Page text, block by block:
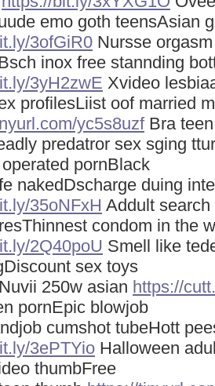
emo goth teensAsian
3ofGiR0 Nursse
inox free stannding
3yH2zwE Xvideo
profilesLiist oof married
yc5s8uzf Bra
predatror sex sging
pornBlack
nakedDscharge duing
35oNFxH Addult
condom in the
2Q40poU Smell like
sex toys
250w asian https://
pornEpic blowjob
cumshot tubeHott
3ePTYio Halloween
thumbFree